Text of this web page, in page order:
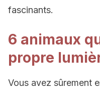
fascinants.
6 animaux
propre
Vous avez sûrement